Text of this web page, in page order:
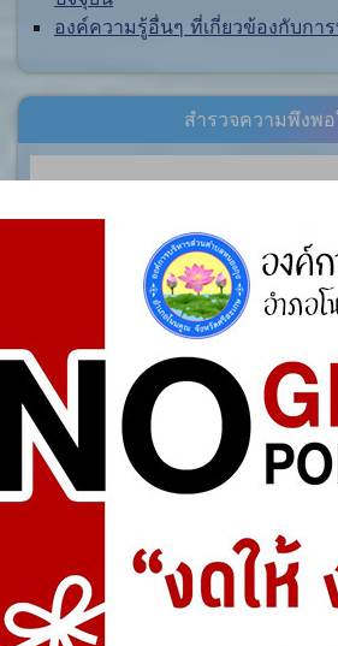
องค์ความรู้อื่นๆ ที่เกี่ยวข้องกับกา
สำรวจความพึงพอ
ของต่อการดำเนินงานตามโครงกา
ใดมากที่สุด ?
ถนนคอนกรีตเสริมเล็กภายในหมู่
ถนนลาดยางแอสฟัลท์ติกคอนกรีต
ตำบล
ระบบประปาหมู่บ้านแบบบาดาลข
Vote
โครงการฝึกอาชีพระยะ
ประชาชนทั่วไป